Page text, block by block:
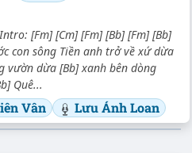
[Fm] [Cm] [Fm] [Bb] [Fm] [Bb]
con sông Tiền anh trở về xứ dừa
vườn dừa [Bb] xanh bên dòng
Quê...
Vân Lưu Ánh Loan